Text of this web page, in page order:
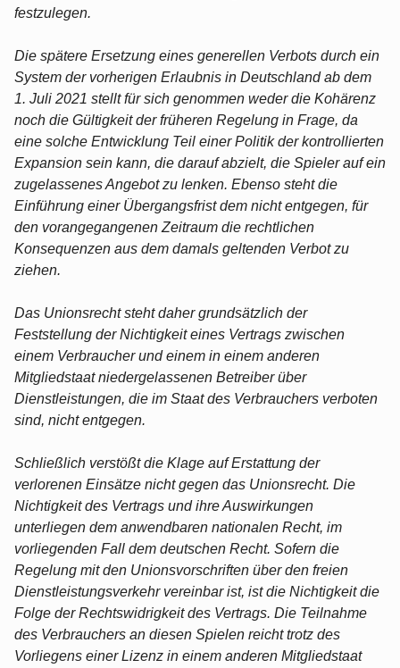
festzulegen.
Die spätere Ersetzung eines generellen Verbots durch ein
System der vorherigen Erlaubnis in Deutschland ab dem
1. Juli 2021 stellt für sich genommen weder die Kohärenz
noch die Gültigkeit der früheren Regelung in Frage, da
eine solche Entwicklung Teil einer Politik der kontrollierten
Expansion sein kann, die darauf abzielt, die Spieler auf ein
zugelassenes Angebot zu lenken. Ebenso steht die
Einführung einer Übergangsfrist dem nicht entgegen, für
den vorangegangenen Zeitraum die rechtlichen
Konsequenzen aus dem damals geltenden Verbot zu
ziehen.
Das Unionsrecht steht daher grundsätzlich der
Feststellung der Nichtigkeit eines Vertrags zwischen
einem Verbraucher und einem in einem anderen
Mitgliedstaat niedergelassenen Betreiber über
Dienstleistungen, die im Staat des Verbrauchers verboten
sind, nicht entgegen.
Schließlich verstößt die Klage auf Erstattung der
verlorenen Einsätze nicht gegen das Unionsrecht. Die
Nichtigkeit des Vertrags und ihre Auswirkungen
unterliegen dem anwendbaren nationalen Recht, im
vorliegenden Fall dem deutschen Recht. Sofern die
Regelung mit den Unionsvorschriften über den freien
Dienstleistungsverkehr vereinbar ist, ist die Nichtigkeit die
Folge der Rechtswidrigkeit des Vertrags. Die Teilnahme
des Verbrauchers an diesen Spielen reicht trotz des
Vorliegens einer Lizenz in einem anderen Mitgliedstaat